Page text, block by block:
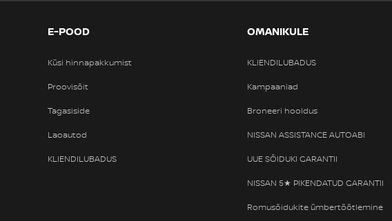
E-POOD
Küsi hinnapakkumist
Proovisõit
Tagasiside
Laoautod
KLIENDILUBADUS
OMANIKULE
KLIENDILUBADUS
Kampaaniad
Broneeri hooldus
NISSAN ASSISTANCE AUTOABI
UUE SÕIDUKI GARANTII
NISSAN 5★ PIKENDATUD GARANTII
Romusõidukite ümbertöötlemine